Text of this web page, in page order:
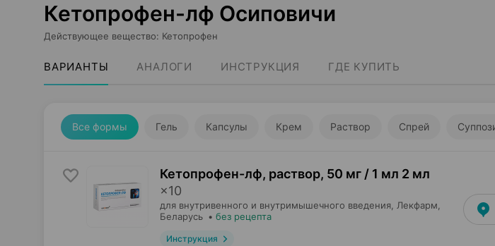
Кетопрофен-лф Осиповичи
Действующее вещество: Кетопрофен
ВАРИАНТЫ АНАЛОГИ ИНСТРУКЦИЯ ГДЕ КУПИТЬ
Все формы Гель Капсулы Крем Раствор Спрей
Кетопрофен-лф, раствор, 50 мг / 1 мл 2 мл
×10
для внутривенного и внутримышечного введения, Лекфарм
Беларусь • без рецепта
Инструкция